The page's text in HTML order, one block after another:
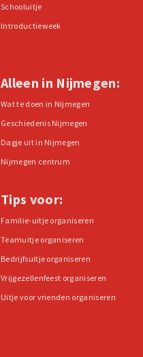
Schooluitje
Introductieweek
Alleen in Nijmegen:
Wat te doen in Nijmegen
Geschiedenis Nijmegen
Dagje uit in Nijmegen
Nijmegen centrum
Tips voor:
Familie-uitje organiseren
Teamuitje organiseren
Bedrijfsuitje organiseren
Vrijgezellenfeest organiseren
Uitje voor vrienden organiseren